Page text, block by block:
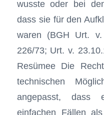
wusste oder bei
dass sie für den
waren (BGH Urt.
226/73; Urt. v.
Resümee Die
technischen
angepasst, dass
einfachen Fällen